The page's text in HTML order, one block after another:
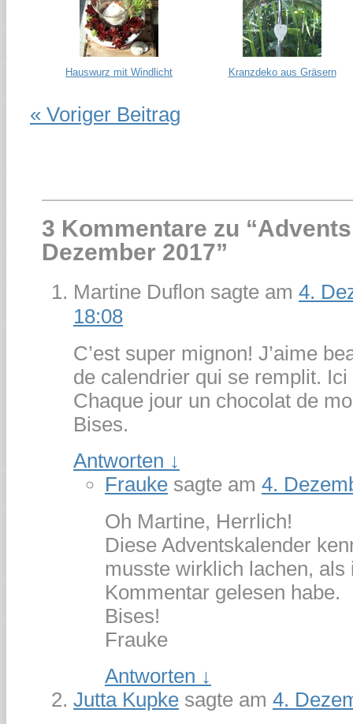
Hauswurz mit Windlicht Kranzdeko aus Gräsern
« Voriger Beitrag
3 Kommentare zu “
Dezember 2017”
Martine Duflon sagte am 4.
18:08
C’est super mignon! J’aime
de calendrier qui se remplit.
Chaque jour un chocolat de
Bises.
Antworten ↓
Frauke sagte am 4.
Oh Martine, Herrlich!
Diese Adventskalender
musste wirklich lachen, als
Kommentar gelesen habe.
Bises!
Frauke
Antworten ↓
Jutta Kupke sagte am 4.